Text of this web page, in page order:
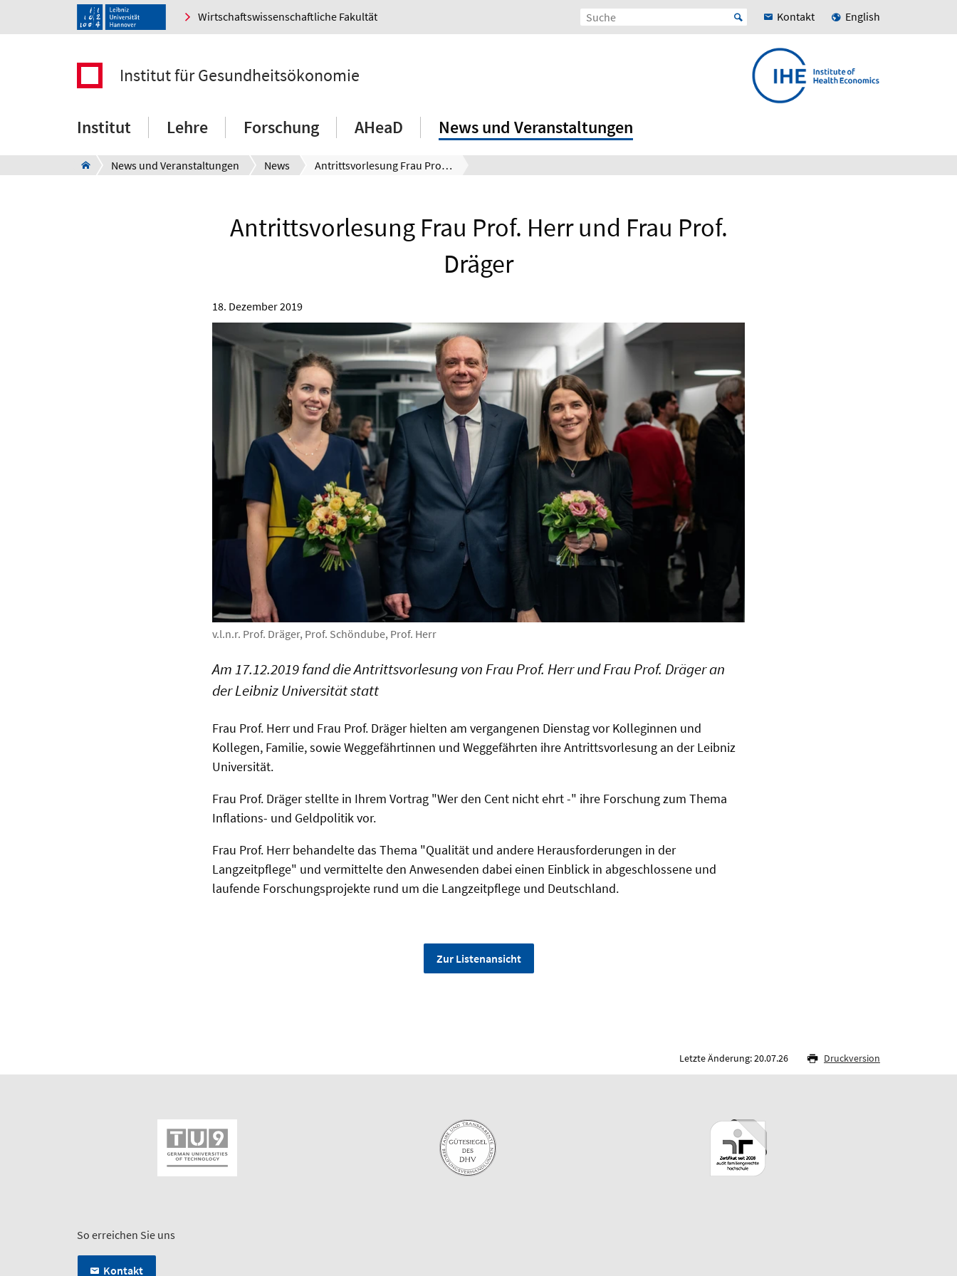
Wirtschaftswissenschaftliche Fakultät Kontakt English
Institut für Gesundheitsökonomie
Institut Lehre Forschung AHeaD News und Veranstaltungen
News und Veranstaltungen News Antrittsvorlesung Frau Prof. Herr und Frau Prof. Dräger
Antrittsvorlesung Frau Prof. Herr und Frau Prof.
Dräger
18. Dezember 2019
v.l.n.r. Prof. Dräger, Prof. Schöndube, Prof. Herr
Am 17.12.2019 fand die Antrittsvorlesung von Frau Prof. Herr und Frau Prof. Dräger an
der Leibniz Universität statt
Frau Prof. Herr und Frau Prof. Dräger hielten am vergangenen Dienstag vor Kolleginnen und
Kollegen, Familie, sowie Weggefährtinnen und Weggefährten ihre Antrittsvorlesung an der Leibniz
Universität.
Frau Prof. Dräger stellte in Ihrem Vortrag "Wer den Cent nicht ehrt -" ihre Forschung zum Thema
Inflations- und Geldpolitik vor.
Frau Prof. Herr behandelte das Thema "Qualität und andere Herausforderungen in der
Langzeitpflege" und vermittelte den Anwesenden dabei einen Einblick in abgeschlossene und
laufende Forschungsprojekte rund um die Langzeitpflege und Deutschland.
Zur Listenansicht
Letzte Änderung: 20.07.26 Druckversion
So erreichen Sie uns
Kontakt